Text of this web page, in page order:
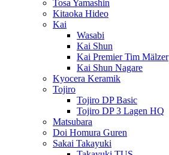
Tosa Yamashin
Kitaoka Hideo
Kai
Wasabi
Kai Shun
Kai Premier Tim Mälzer
Kai Shun Nagare
Kyocera Keramik
Tojiro
Tojiro DP Basic
Tojiro DP 3 Lagen HQ
Matsubara
Doi Homura Guren
Sakai Takayuki